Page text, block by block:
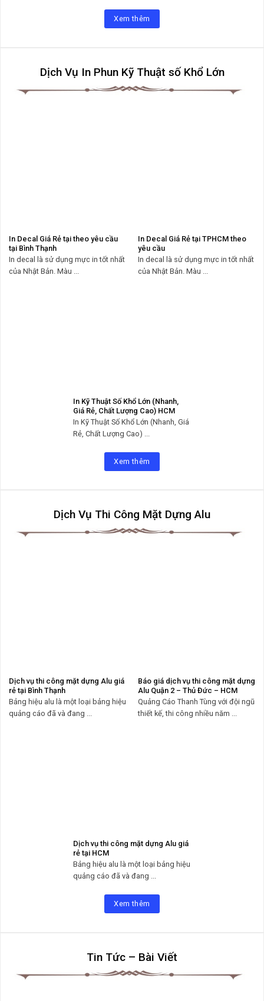
Xem thêm
Dịch Vụ In Phun Kỹ Thuật số Khổ Lớn
In Decal Giá Rẻ tại theo yêu cầu
tại Bình Thạnh
In decal là sử dụng mực in tốt nhất
của Nhật Bản. Màu ...
In Decal Giá Rẻ tại TPHCM theo
yêu cầu
In decal là sử dụng mực in tốt nhất
của Nhật Bản. Màu ...
In Kỹ Thuật Số Khổ Lớn (Nhanh,
Giá Rẻ, Chất Lượng Cao) HCM
In Kỹ Thuật Số Khổ Lớn (Nhanh, Giá
Rẻ, Chất Lượng Cao) ...
Xem thêm
Dịch Vụ Thi Công Mặt Dựng Alu
Dịch vụ thi công mặt dựng Alu giá
rẻ tại Bình Thạnh
Bảng hiệu alu là một loại bảng hiệu
quảng cáo đã và đang ...
Báo giá dịch vụ thi công mặt dựng
Alu Quận 2 – Thủ Đức – HCM
Quảng Cáo Thanh Tùng với đội ngũ
thiết kế, thi công nhiều năm ...
Dịch vụ thi công mặt dựng Alu giá
rẻ tại HCM
Bảng hiệu alu là một loại bảng hiệu
quảng cáo đã và đang ...
Xem thêm
Tin Tức – Bài Viết